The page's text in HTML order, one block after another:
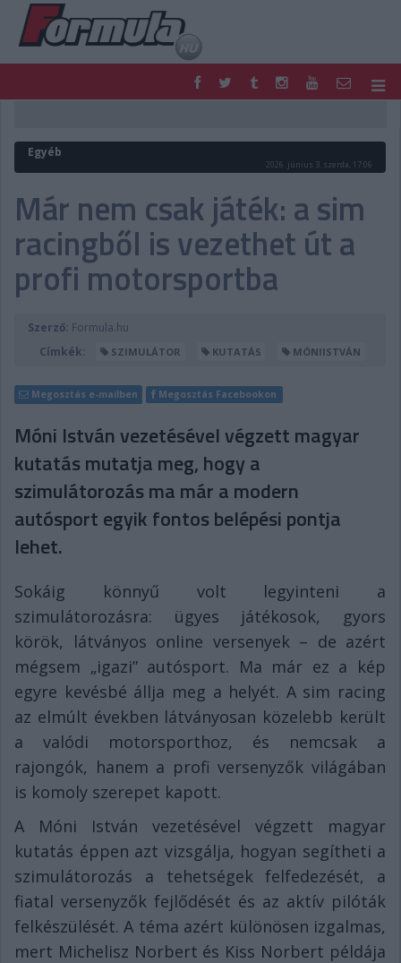
FORMULA
MOTOR
PODCAST
SHOP
TIPPJÁTÉK
DIGITÁLIS MAGAZIN
PONTÁLLÁSOK
VERSENYNAPTÁRAK
Egyéb
2026. június 3. szerda, 17:06
Már nem csak játék: a sim
racingből is vezethet út a
profi motorsportba
Szerző: Formula.hu
Címkék:
SZIMULÁTOR KUTATÁS MÓNIISTVÁN
Megosztás e-mailben Megosztás Facebookon
Móni István vezetésével végzett magyar
kutatás mutatja meg, hogy a
szimulátorozás ma már a modern
autósport egyik fontos belépési pontja
lehet.
Sokáig könnyű volt legyinteni a
szimulátorozásra: ügyes játékosok, gyors
körök, látványos online versenyek – de azért
mégsem „igazi” autósport. Ma már ez a kép
egyre kevésbé állja meg a helyét. A sim racing
az elmúlt években látványosan közelebb került
a valódi motorsporthoz, és nemcsak a
rajongók, hanem a profi versenyzők világában
is komoly szerepet kapott.
A Móni István vezetésével végzett magyar
kutatás éppen azt vizsgálja, hogyan segítheti a
szimulátorozás a tehetségek felfedezését, a
fiatal versenyzők fejlődését és az aktív pilóták
felkészülését. A téma azért különösen izgalmas,
mert Michelisz Norbert és Kiss Norbert példája